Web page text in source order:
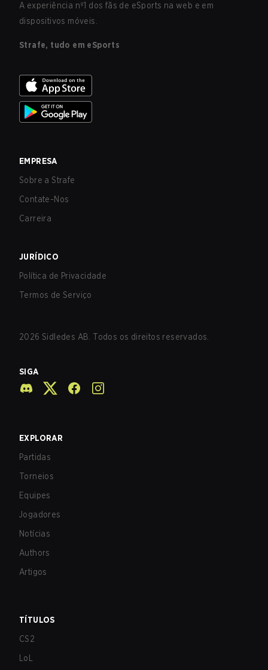
A experiência nº1 dos fãs de eSports na web e em
dispositivos móveis.
Strafe, tudo em eSports
EMPRESA
Sobre a Strafe
Contate-Nos
Carreira
JURÍDICO
Política de Privacidade
Termos de Serviço
2026 Sidledes AB. Todos os direitos reservados.
SIGA
EXPLORAR
Partidas
Torneios
Equipes
Jogadores
Notícias
Authors
Artigos
TÍTULOS
CS2
LoL